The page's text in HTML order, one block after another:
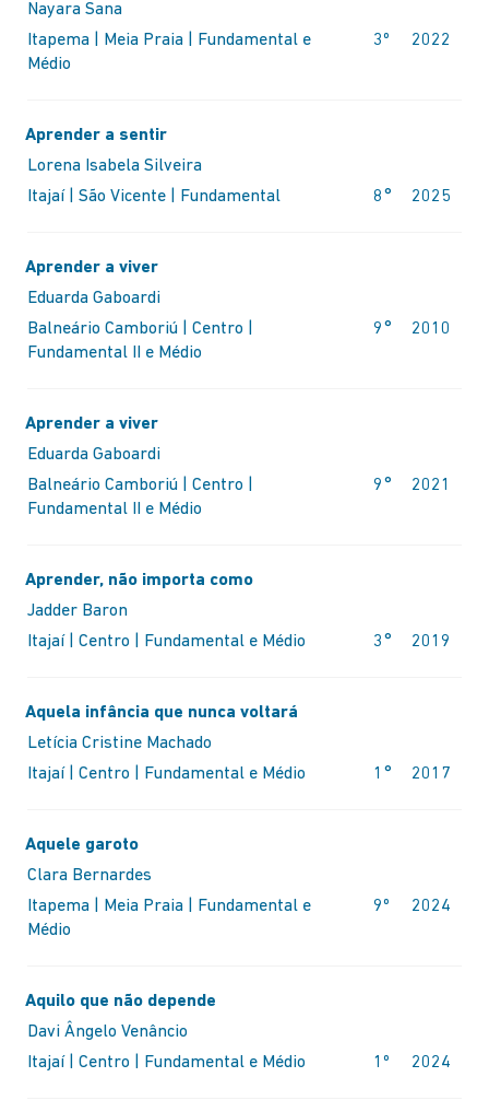
Nayara Sana
Itapema | Meia Praia | Fundamental e
Médio
3º 2022
Aprender a sentir
Lorena Isabela Silveira
Itajaí | São Vicente | Fundamental
8° 2025
Aprender a viver
Eduarda Gaboardi
Balneário Camboriú | Centro |
Fundamental II e Médio
9° 2010
Aprender a viver
Eduarda Gaboardi
Balneário Camboriú | Centro |
Fundamental II e Médio
9° 2021
Aprender, não importa como
Jadder Baron
Itajaí | Centro | Fundamental e Médio
3° 2019
Aquela infância que nunca voltará
Letícia Cristine Machado
Itajaí | Centro | Fundamental e Médio
1° 2017
Aquele garoto
Clara Bernardes
Itapema | Meia Praia | Fundamental e
Médio
9º 2024
Aquilo que não depende
Davi Ângelo Venâncio
Itajaí | Centro | Fundamental e Médio
1º 2024